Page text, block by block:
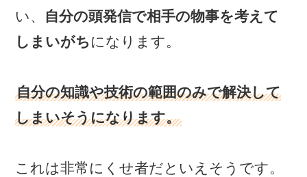
い、
自分の頭発信で相手の物事を考えて
しまいがち になります。
自分の知識や技術の範囲のみで解決して
しまいそうになります。
これは非常にくせ者だといえそうです。